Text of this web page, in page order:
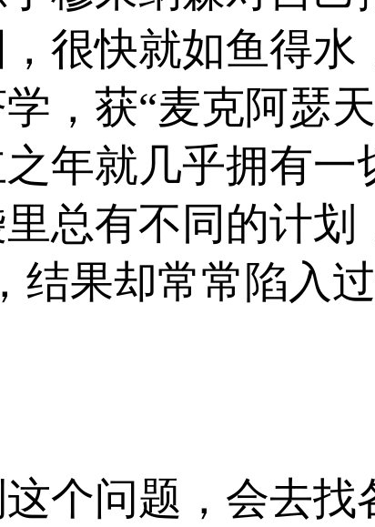
很快就如鱼得
，获“麦克阿瑟
年就几乎拥有
总有不同的计划
结果却常常陷入
个问题，会去找